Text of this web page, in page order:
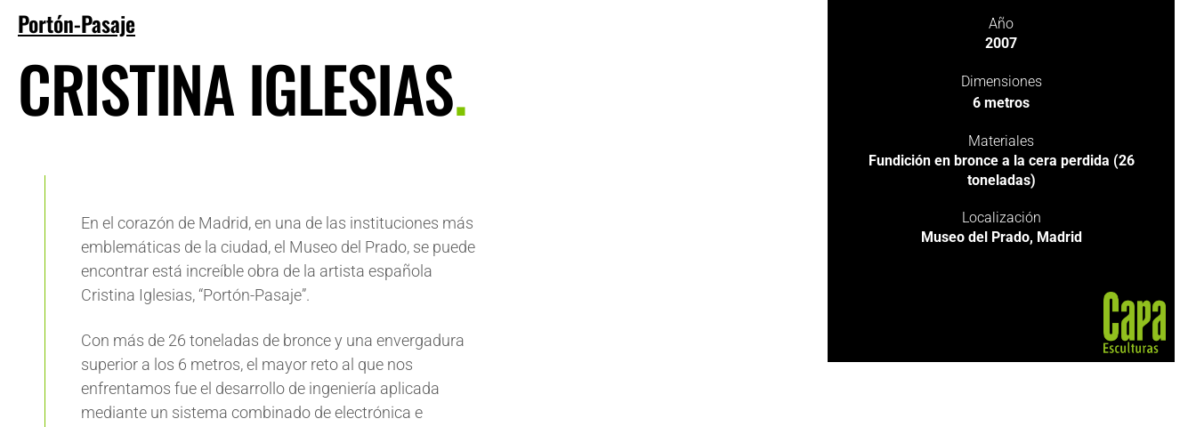
Portón-Pasaje
CRISTINA IGLESIAS.
En el corazón de Madrid, en una de las instituciones más
emblemáticas de la ciudad, el Museo del Prado, se puede
encontrar está increíble obra de la artista española
Cristina Iglesias, “Portón-Pasaje”.
Con más de 26 toneladas de bronce y una envergadura
superior a los 6 metros, el mayor reto al que nos
enfrentamos fue el desarrollo de ingeniería aplicada
mediante un sistema combinado de electrónica e
Año
2007
Dimensiones
6 metros
Materiales
Fundición en bronce a la cera perdida (26
toneladas)
Localización
Museo del Prado, Madrid